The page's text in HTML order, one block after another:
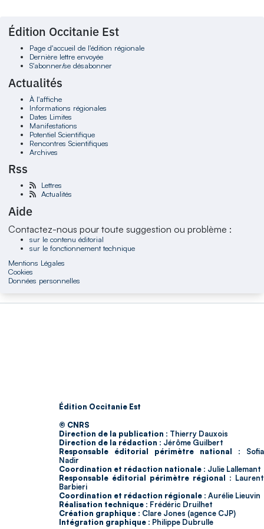
Édition Occitanie Est
Page d'accueil de l'édition régionale
Dernière lettre envoyée
S'abonner/se désabonner
Actualités
À l'affiche
Informations régionales
Dates Limites
Manifestations
Potentiel Scientifique
Rencontres Scientifiques
Archives
Rss
Lettres
Actualités
Aide
Contactez-nous pour toute suggestion ou problème :
sur le contenu éditorial
sur le fonctionnement technique
Mentions Légales
Cookies
Données personnelles
Édition Occitanie Est
© CNRS
Direction de la publication : Thierry Dauxois
Direction de la rédaction : Jérôme Guilbert
Responsable éditorial périmètre national : Sofia
Nadir
Coordination et rédaction nationale : Julie Lallemant
Responsable éditorial périmètre régional : Laurent
Barbieri
Coordination et rédaction régionale : Aurélie Lieuvin
Réalisation technique : Frédéric Druilhet
Création graphique : Clare Jones (agence CJP)
Intégration graphique : Philippe Dubrulle